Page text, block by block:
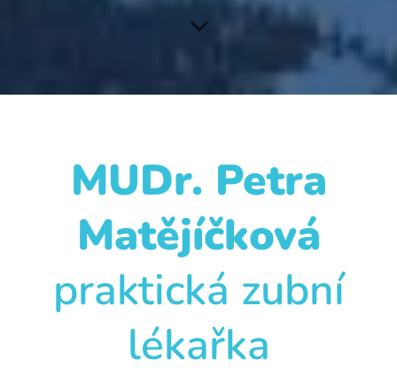
MUDr. Petra
Matějíčková
praktická zubní
lékařka